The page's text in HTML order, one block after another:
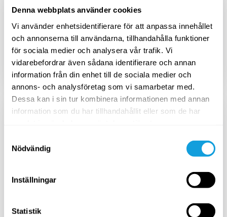
Denna webbplats använder cookies
Vi använder enhetsidentifierare för att anpassa innehållet
och annonserna till användarna, tillhandahålla funktioner
för sociala medier och analysera vår trafik. Vi
vidarebefordrar även sådana identifierare och annan
information från din enhet till de sociala medier och
annons- och analysföretag som vi samarbetar med.
Dessa kan i sin tur kombinera informationen med annan
information som du har tillhandahållit eller som de har
Nödvändig
Inställningar
Statistik
Avbryt när du vill
Aktivera
Mest prisvärt
ÅRSPRENUMERATION